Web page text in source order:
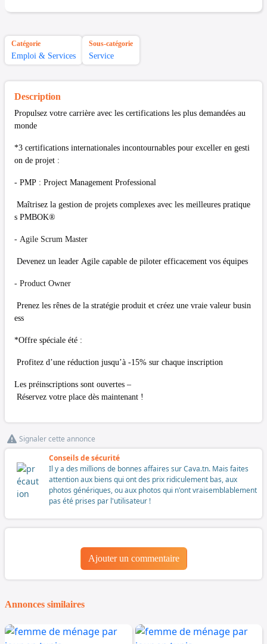
Catégorie
Emploi & Services
Sous-catégorie
Service
Description
Propulsez votre carrière avec les certifications les plus demandées au
monde
*3 certifications internationales incontournables pour exceller en gesti
on de projet :
- PMP : Project Management Professional
Maîtrisez la gestion de projets complexes avec les meilleures pratique
s PMBOK®
- Agile Scrum Master
Devenez un leader Agile capable de piloter efficacement vos équipes
- Product Owner
Prenez les rênes de la stratégie produit et créez une vraie valeur busin
ess
*Offre spéciale été :
Profitez d’une réduction jusqu’à -15% sur chaque inscription
Les préinscriptions sont ouvertes –
Réservez votre place dès maintenant !
Signaler cette annonce
Conseils de sécurité
Il y a des millions de bonnes affaires sur Cava.tn. Mais faites
attention aux biens qui ont des prix ridiculement bas, aux
photos génériques, ou aux photos qui n'ont vraisemblablement
pas été prises par l'utilisateur !
Ajouter un commentaire
Annonces similaires